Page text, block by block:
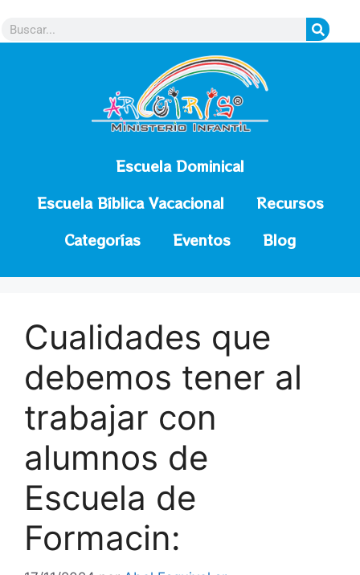
Escuela Dominical
Escuela Bíblica Vacacional
Recursos
Categorías
Eventos Blog
Cualidades que
debemos tener al
trabajar con
alumnos de
Escuela de
Formacin: